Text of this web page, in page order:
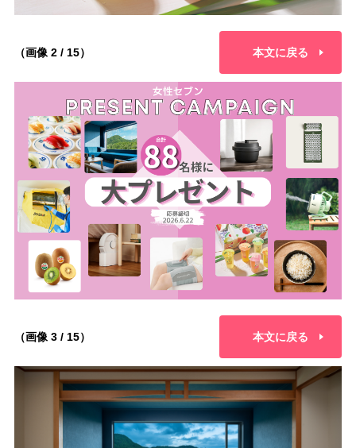
（画像 2 / 15） 本文に戻る
（画像 3 / 15） 本文に戻る